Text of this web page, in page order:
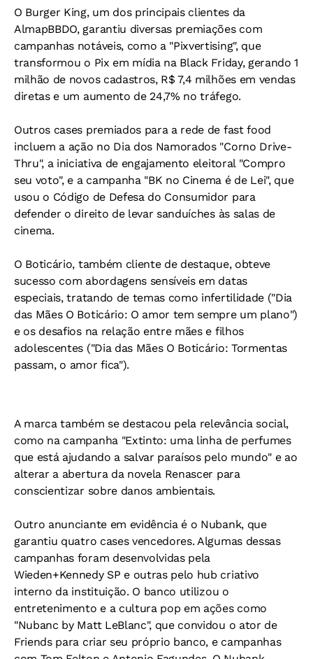
O Burger King, um dos principais clientes da
AlmapBBDO, garantiu diversas premiações com
campanhas notáveis, como a "Pixvertising", que
transformou o Pix em mídia na Black Friday, gerando 1
milhão de novos cadastros, R$ 7,4 milhões em vendas
diretas e um aumento de 24,7% no tráfego.
Outros cases premiados para a rede de fast food
incluem a ação no Dia dos Namorados "Corno Drive-
Thru", a iniciativa de engajamento eleitoral "Compro
seu voto", e a campanha "BK no Cinema é de Lei", que
usou o Código de Defesa do Consumidor para
defender o direito de levar sanduíches às salas de
cinema.
O Boticário, também cliente de destaque, obteve
sucesso com abordagens sensíveis em datas
especiais, tratando de temas como infertilidade ("Dia
das Mães O Boticário: O amor tem sempre um plano")
e os desafios na relação entre mães e filhos
adolescentes ("Dia das Mães O Boticário: Tormentas
passam, o amor fica").
A marca também se destacou pela relevância social,
como na campanha "Extinto: uma linha de perfumes
que está ajudando a salvar paraísos pelo mundo" e ao
alterar a abertura da novela Renascer para
conscientizar sobre danos ambientais.
Outro anunciante em evidência é o Nubank, que
garantiu quatro cases vencedores. Algumas dessas
campanhas foram desenvolvidas pela
Wieden+Kennedy SP e outras pelo hub criativo
interno da instituição. O banco utilizou o
entretenimento e a cultura pop em ações como
"Nubanc by Matt LeBlanc", que convidou o ator de
Friends para criar seu próprio banco, e campanhas